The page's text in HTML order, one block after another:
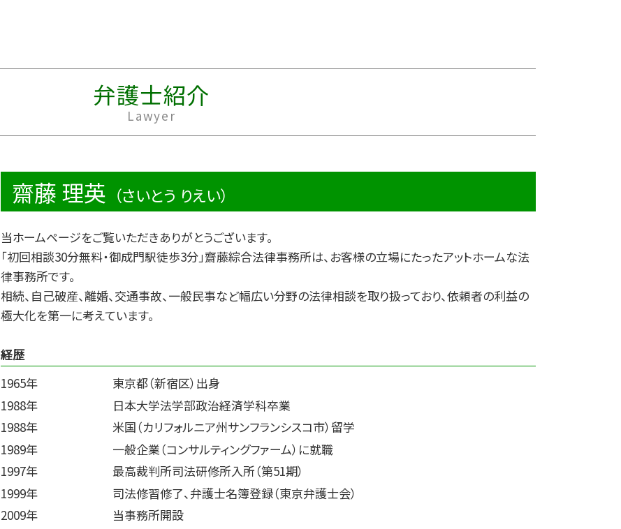
株 借金
過払い金請求 条件
借金 踏み倒し
破産 管財人
夫 借金
借金 計算
民事再生 管財人
浮気 証拠
別居 生活費
離婚 住宅ローン 財産分与
商取引 法律問題
不動産トラブル 法律問題
民事 法律
労働問題 法律事務所
労働問題 恨み
借金 法律問題
不動産 売買 法律問題
労働問題 弁護士 費用
労働問題 相談
不動産登記 法律
お墓 法律問題
弁護士紹介
Lawyer
齋藤 理英 （さいとう りえい）
当ホームページをご覧いただきありがとうございます。
「初回相談30分無料・御成門駅徒歩3分」齋藤綜合法律事務所は、お客様の立場にたったアットホームな法
律事務所です。
相続、自己破産、離婚、交通事故、一般民事など幅広い分野の法律相談を取り扱っており、依頼者の利益の
極大化を第一に考えています。
経歴
1965年
東京都（新宿区）出身
1988年
日本大学法学部政治経済学科卒業
1988年
米国（カリフォルニア州サンフランシスコ市）留学
1989年
一般企業（コンサルティングファーム）に就職
1997年
最高裁判所司法研修所入所（第51期）
1999年
司法修習修了、弁護士名簿登録（東京弁護士会）
2009年
当事務所開設